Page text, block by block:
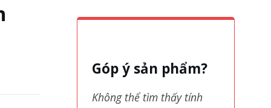
Góp ý sản phẩm?
Không thể tìm thấy tính